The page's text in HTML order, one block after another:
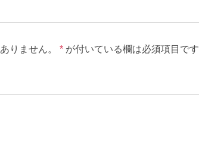
りません。 * が付いている欄は必須項目です